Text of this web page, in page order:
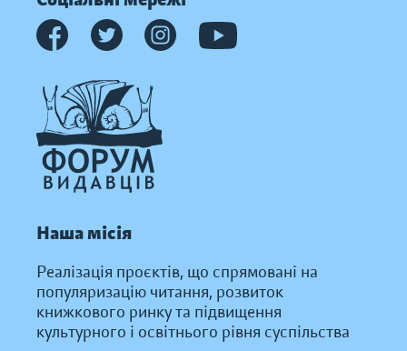
Наша місія
Реалізація проєктів, що спрямовані на
популяризацію читання, розвиток
книжкового ринку та підвищення
культурного і освітнього рівня суспільства